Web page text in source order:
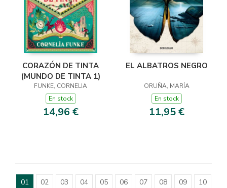
CORAZÓN DE TINTA
(MUNDO DE TINTA 1)
FUNKE, CORNELIA
En stock
14,96 €
EL ALBATROS NEGRO
ORUÑA, MARÍA
En stock
11,95 €
01 02 03 04 05 06 07 08 09
10